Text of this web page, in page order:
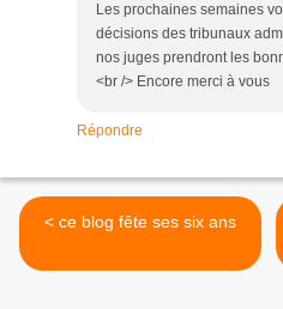
Les prochaines semaines
décisions des tribunaux
nos juges prendront les
<br /> Encore merci à vous
Répondre
< ce blog fête ses six ans